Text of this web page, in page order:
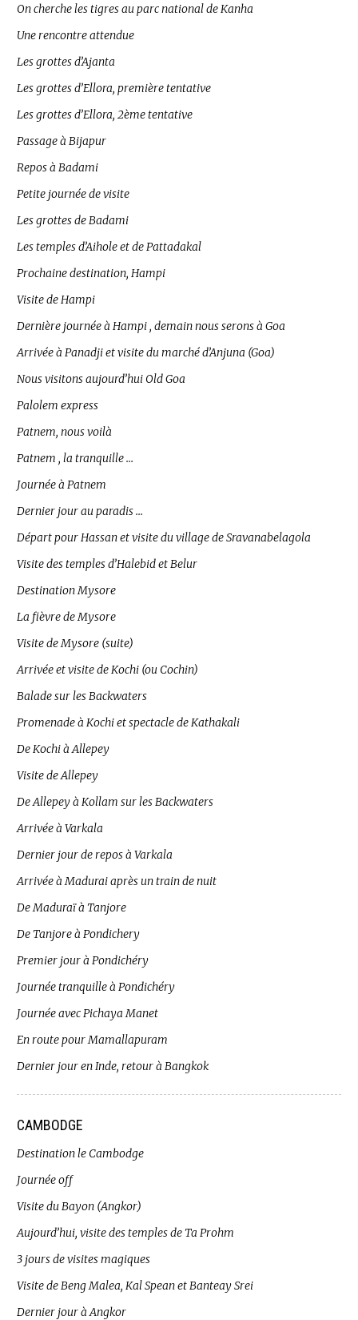
On cherche les tigres au parc national de Kanha
Une rencontre attendue
Les grottes d’Ajanta
Les grottes d’Ellora, première tentative
Les grottes d’Ellora, 2ème tentative
Passage à Bijapur
Repos à Badami
Petite journée de visite
Les grottes de Badami
Les temples d’Aihole et de Pattadakal
Prochaine destination, Hampi
Visite de Hampi
Dernière journée à Hampi , demain nous serons à Goa
Arrivée à Panadji et visite du marché d’Anjuna (Goa)
Nous visitons aujourd’hui Old Goa
Palolem express
Patnem, nous voilà
Patnem , la tranquille …
Journée à Patnem
Dernier jour au paradis …
Départ pour Hassan et visite du village de Sravanabelagola
Visite des temples d’Halebid et Belur
Destination Mysore
La fièvre de Mysore
Visite de Mysore (suite)
Arrivée et visite de Kochi (ou Cochin)
Balade sur les Backwaters
Promenade à Kochi et spectacle de Kathakali
De Kochi à Allepey
Visite de Allepey
De Allepey à Kollam sur les Backwaters
Arrivée à Varkala
Dernier jour de repos à Varkala
Arrivée à Madurai après un train de nuit
De Maduraï à Tanjore
De Tanjore à Pondichery
Premier jour à Pondichéry
Journée tranquille à Pondichéry
Journée avec Pichaya Manet
En route pour Mamallapuram
Dernier jour en Inde, retour à Bangkok
CAMBODGE
Destination le Cambodge
Journée off
Visite du Bayon (Angkor)
Aujourd’hui, visite des temples de Ta Prohm
3 jours de visites magiques
Visite de Beng Malea, Kal Spean et Banteay Srei
Dernier jour à Angkor